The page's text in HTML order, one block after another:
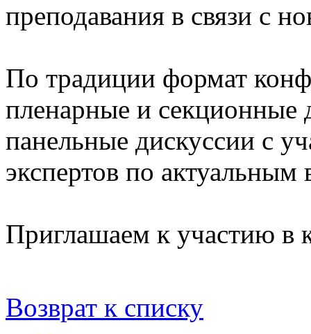
преподавания в связи с
По традиции формат
пленарные и секционные
панельные дискуссии с
экспертов по
Приглашаем к участию в
Возврат к списку